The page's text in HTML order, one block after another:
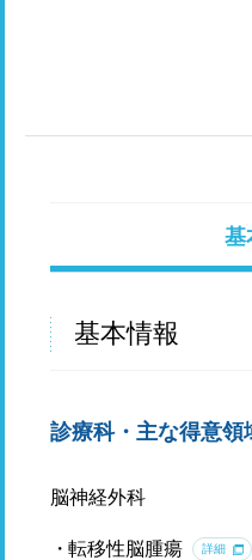
基
基本情報
診療科・主な得意領
脳神経外科
転移性脳腫瘍 詳細